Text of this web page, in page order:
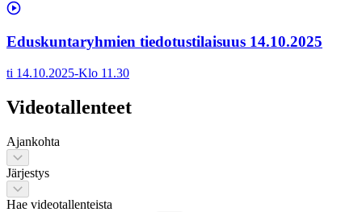
Eduskuntaryhmien tiedotustilaisuus 14.10.2025
ti 14.10.2025-Klo 11.30
Videotallenteet
Ajankohta
Järjestys
Hae videotallenteista